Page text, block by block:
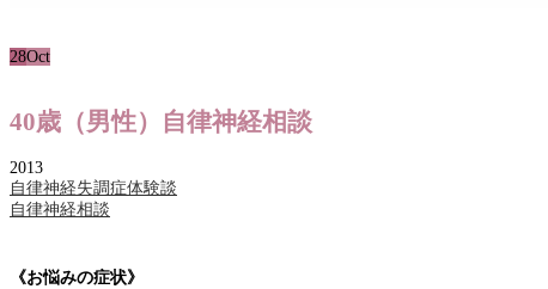
28Oct
40歳（男性）自律神経相談
2013
自律神経失調症体験談
自律神経相談
《お悩みの症状》